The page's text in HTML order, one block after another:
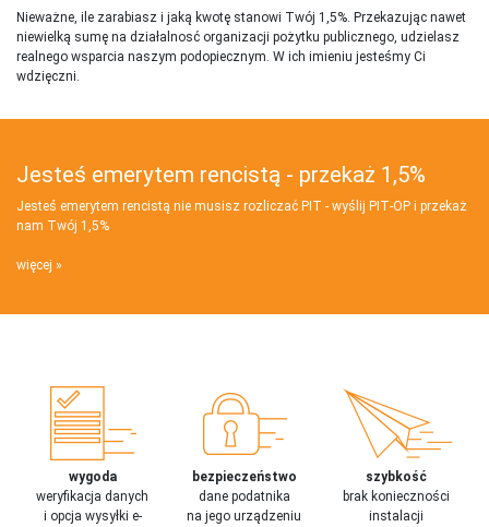
Nieważne, ile zarabiasz i jaką kwotę stanowi Twój 1,5%. Przekazując nawet
niewielką sumę na działalnosć organizacji pożytku publicznego, udzielasz
realnego wsparcia naszym podopiecznym. W ich imieniu jesteśmy Ci
wdzięczni.
Jesteś emerytem rencistą - przekaż 1,5%
Jesteś emerytem rencistą nie musisz rozliczać PIT - wyślij PIT‑OP i przekaż
nam Twój 1,5%
więcej
wygoda
weryfikacja danych
i opcja wysyłki e-
bezpieczeństwo
dane podatnika
na jego urządzeniu
szybkość
brak konieczności
instalacji